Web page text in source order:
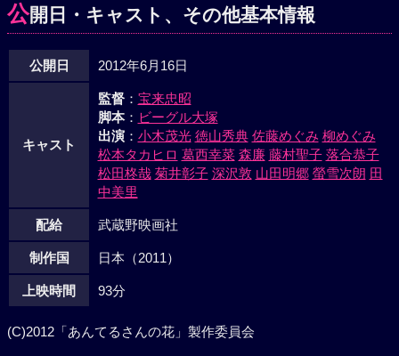
公開日・キャスト、その他基本情報
公開日 2012年6月16日
キャスト
監督： 宝来忠昭
脚本： ビーグル大塚
出演： 小木茂光 徳山秀典 佐藤めぐみ 柳めぐみ
松本タカヒロ 葛西幸菜 森廉 藤村聖子 落合恭子
松田柊哉 菊井彰子 深沢敦 山田明郷 螢雪次朗 田
中美里
配給 武蔵野映画社
制作国 日本（2011）
上映時間 93分
(C)2012「あんてるさんの花」製作委員会